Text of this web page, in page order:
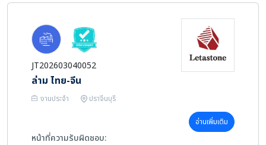
JT202603040052
ล่าม ไทย-จีน
งานประจำ ปราจีนบุรี
อ่านเพิ่มเติม
หน้าที่ความรับผิดชอบ: